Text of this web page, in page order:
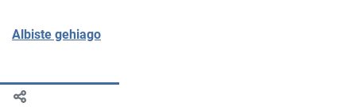
Albiste gehiago